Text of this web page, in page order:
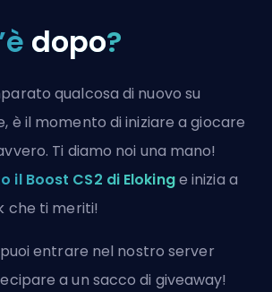
dopo?
qualcosa di nuovo su
è il momento di iniziare a giocare
Ti diamo noi una mano!
il Boost CS2 di Elokinge inizia a
che ti meriti!
entrare nel nostro server
a un sacco di giveaway!